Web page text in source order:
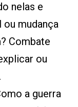
nelas e
mudança
Combate
ou
a guerra